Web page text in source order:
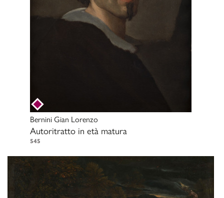
Bernini Gian Lorenzo
Autoritratto in età matura
545